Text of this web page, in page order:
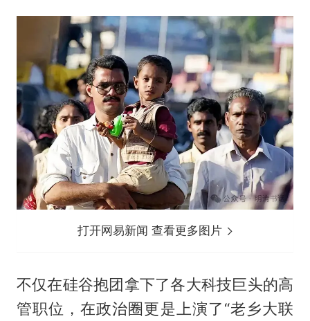
打开网易新闻 查看更多图片
不仅在硅谷抱团拿下了各大科技巨头的高
管职位，在政治圈更是上演了“老乡大联